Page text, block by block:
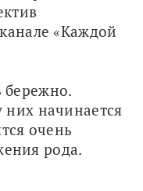
«Каждой
бережно.
начинается
очень
рода.